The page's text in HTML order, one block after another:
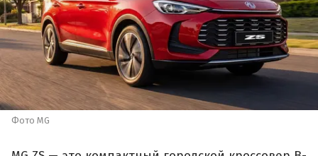
Фото MG